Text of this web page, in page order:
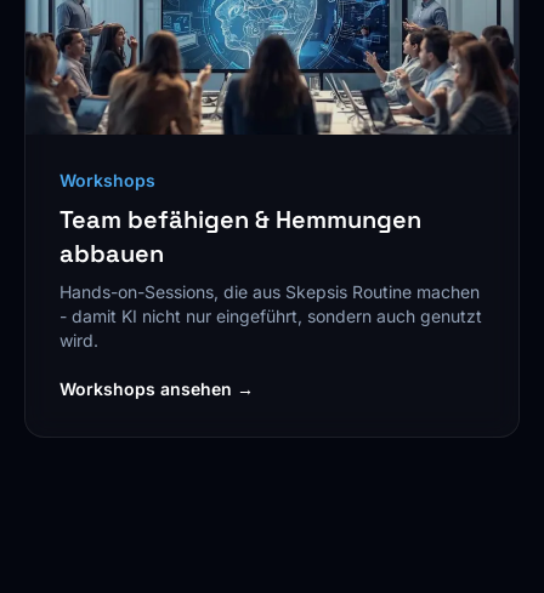
Workshops
Team befähigen & Hemmungen
abbauen
Hands-on-Sessions, die aus Skepsis Routine machen
- damit KI nicht nur eingeführt, sondern auch genutzt
wird.
Workshops ansehen →